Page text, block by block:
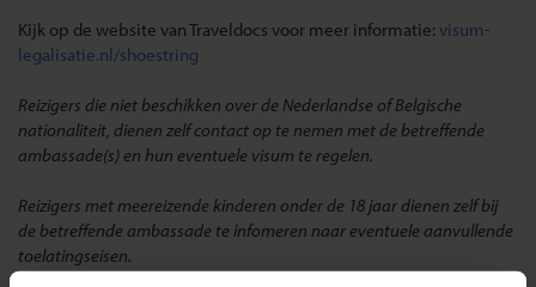
Kijk op de website van Traveldocs voor meer informatie: visum-
legalisatie.nl/shoestring
Reizigers die niet beschikken over de Nederlandse of Belgische
nationaliteit, dienen zelf contact op te nemen met de betreffende
ambassade(s) en hun eventuele visum te regelen.
Reizigers met meereizende kinderen onder de 18 jaar dienen zelf bij
de betreffende ambassade te infomeren naar eventuele aanvullende
toelatingseisen.